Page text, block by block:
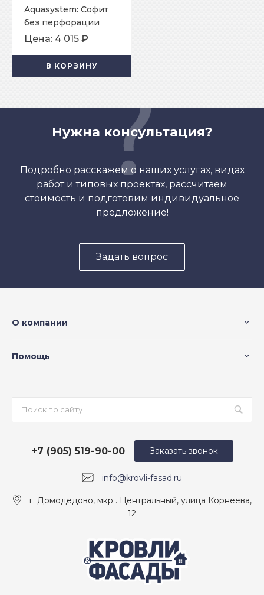
Aquasystem: Софит
без перфорации
Pural 0,5 мм
Цена: 4 015 ₽
В КОРЗИНУ
Нужна консультация?
Подробно расскажем о наших услугах, видах
работ и типовых проектах, рассчитаем
стоимость и подготовим индивидуальное
предложение!
Задать вопрос
О компании
Помощь
info@krovli-fasad.ru
+7 (905) 519-90-00
г. Домодедово, мкр . Центральный, улица Корнеева,
12
Заказать звонок